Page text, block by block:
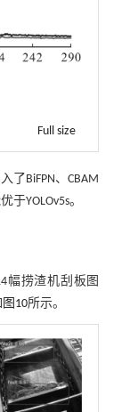
Full size
了BiFPN、CBAM
YOLOv5s。
幅捞渣机刮板图
图10所示。